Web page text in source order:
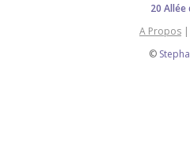
20 Allée
A Propos |
©